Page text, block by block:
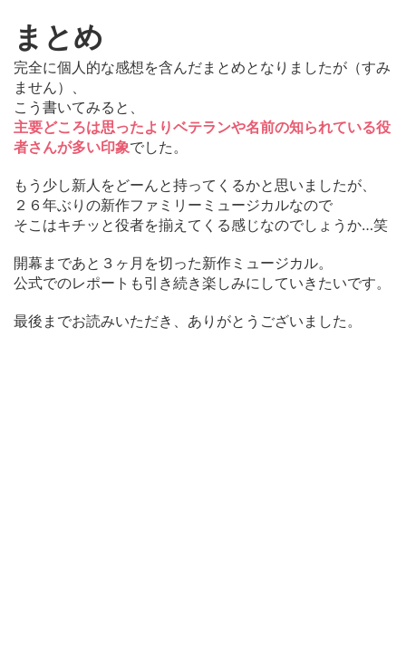
まとめ
完全に個人的な感想を含んだまとめとなりましたが（すみ
ません） 、
こう書いてみると、
主要どころは思ったよりベテランや名前の知られている役
者さんが多い印象でした。
もう少し新人をどーんと持ってくるかと思いましたが、
２６年ぶりの新作ファミリーミュージカルなので
そこはキチッと役者を揃えてくる感じなのでしょうか…笑
開幕まであと３ヶ月を切った新作ミュージカル。
公式でのレポートも引き続き楽しみにしていきたいです。
最後までお読みいただき、ありがとうございました。